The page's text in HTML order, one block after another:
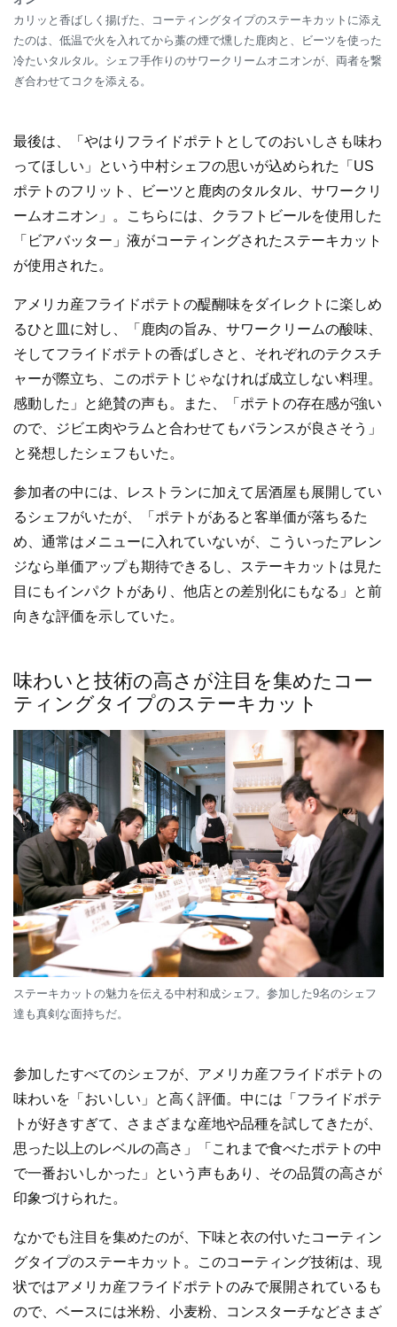
カリッと香ばしく揚げた、コーティングタイプのステーキカットに添え
たのは、低温で火を入れてから藁の煙で燻した鹿肉と、ビーツを使った
冷たいタルタル。シェフ手作りのサワークリームオニオンが、両者を繋
ぎ合わせてコクを添える。
最後は、「やはりフライドポテトとしてのおいしさも味わ
ってほしい」という中村シェフの思いが込められた「US
ポテトのフリット、ビーツと鹿肉のタルタル、サワークリ
ームオニオン」。こちらには、クラフトビールを使用した
「ビアバッター」液がコーティングされたステーキカット
が使用された。
アメリカ産フライドポテトの醍醐味をダイレクトに楽しめ
るひと皿に対し、「鹿肉の旨み、サワークリームの酸味、
そしてフライドポテトの香ばしさと、それぞれのテクスチ
ャーが際立ち、このポテトじゃなければ成立しない料理。
感動した」と絶賛の声も。また、「ポテトの存在感が強い
ので、ジビエ肉やラムと合わせてもバランスが良さそう」
と発想したシェフもいた。
参加者の中には、レストランに加えて居酒屋も展開してい
るシェフがいたが、「ポテトがあると客単価が落ちるた
め、通常はメニューに入れていないが、こういったアレン
ジなら単価アップも期待できるし、ステーキカットは見た
目にもインパクトがあり、他店との差別化にもなる」と前
向きな評価を示していた。
味わいと技術の高さが注目を集めたコー
ティングタイプのステーキカット
ステーキカットの魅力を伝える中村和成シェフ。参加した9名のシェフ
達も真剣な面持ちだ。
参加したすべてのシェフが、アメリカ産フライドポテトの
味わいを「おいしい」と高く評価。中には「フライドポテ
トが好きすぎて、さまざまな産地や品種を試してきたが、
思った以上のレベルの高さ」「これまで食べたポテトの中
で一番おいしかった」という声もあり、その品質の高さが
印象づけられた。
なかでも注目を集めたのが、下味と衣の付いたコーティン
グタイプのステーキカット。このコーティング技術は、現
状ではアメリカ産フライドポテトのみで展開されているも
ので、ベースには米粉、小麦粉、コンスターチなどさまざ